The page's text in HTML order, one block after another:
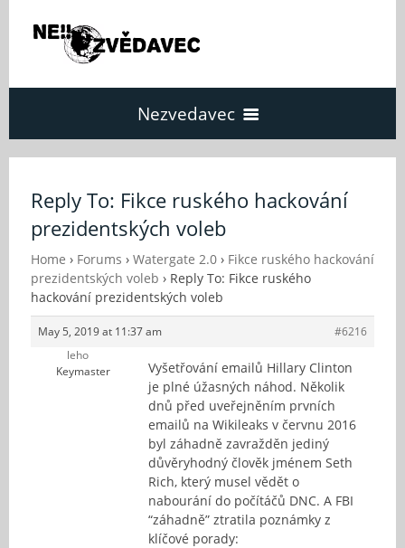
Nezvedavec
Fórum
O Nezvědavci
Reply To: Fikce ruského hackování
prezidentských voleb
Home › Forums › Watergate 2.0 › Fikce ruského hackování
prezidentských voleb › Reply To: Fikce ruského
hackování prezidentských voleb
May 5, 2019 at 11:37 am
#6216
leho
Keymaster
Vyšetřování emailů Hillary Clinton
je plné úžasných náhod. Několik
dnů před uveřejněním prvních
emailů na Wikileaks v červnu 2016
byl záhadně zavražděn jediný
důvěryhodný člověk jménem Seth
Rich, který musel vědět o
nabourání do počítáčů DNC. A FBI
“záhadně” ztratila poznámky z
klíčové porady: